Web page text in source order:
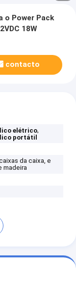
o Power Pack
18W
contacto
elétrico,
portátil
da caixa, e
madeira